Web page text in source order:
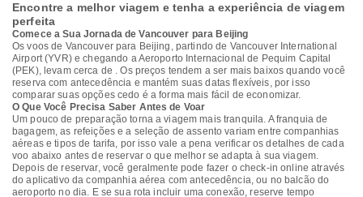
Encontre a melhor viagem e tenha a experiência de viagem
perfeita
Comece a Sua Jornada de Vancouver para Beijing
Os voos de Vancouver para Beijing, partindo de Vancouver International
Airport (YVR) e chegando a Aeroporto Internacional de Pequim Capital
(PEK), levam cerca de . Os preços tendem a ser mais baixos quando você
reserva com antecedência e mantém suas datas flexíveis, por isso
comparar suas opções cedo é a forma mais fácil de economizar.
O Que Você Precisa Saber Antes de Voar
Um pouco de preparação torna a viagem mais tranquila. A franquia de
bagagem, as refeições e a seleção de assento variam entre companhias
aéreas e tipos de tarifa, por isso vale a pena verificar os detalhes de cada
voo abaixo antes de reservar o que melhor se adapta à sua viagem.
Depois de reservar, você geralmente pode fazer o check-in online através
do aplicativo da companhia aérea com antecedência, ou no balcão do
aeroporto no dia. E se sua rota incluir uma conexão, reserve tempo